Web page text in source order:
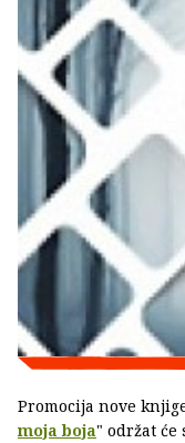
Promocija nove
moja boja" održat će